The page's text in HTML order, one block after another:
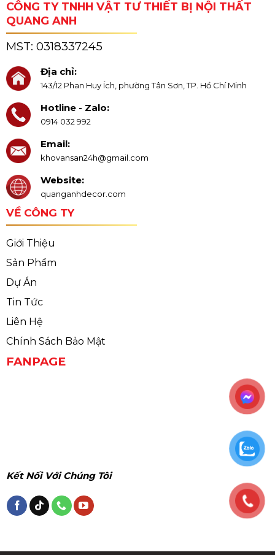
CÔNG TY TNHH VẬT TƯ THIẾT BỊ NỘI THẤT
QUANG ANH
MST: 0318337245
Địa chỉ:
143/12 Phan Huy Ích, phường Tân Sơn, TP. Hồ Chí Minh
Hotline - Zalo:
0914 032 992
Email:
khovansan24h@gmail.com
Website:
quanganhdecor.com
VỀ CÔNG TY
Giới Thiệu
Sản Phẩm
Dự Án
Tin Tức
Liên Hệ
Chính Sách Bảo Mật
FANPAGE
Kết Nối Với Chúng Tôi